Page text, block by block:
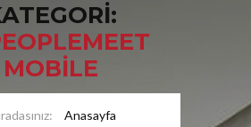
MOBILE
Anasayfa